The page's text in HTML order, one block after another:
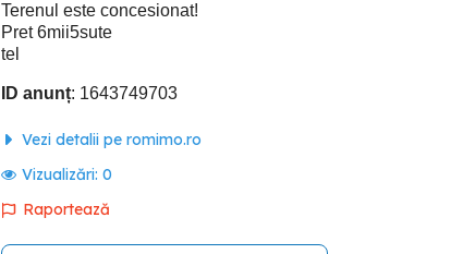
Terenul este concesionat!
Pret 6mii5sute
tel
ID anunț: 1643749703
Vezi detalii pe romimo.ro
Vizualizări: 0
Raportează